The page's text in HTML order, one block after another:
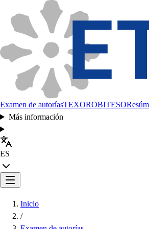
Examen de autoríasTEXOROBITESO
Más información
ES
Inicio
/